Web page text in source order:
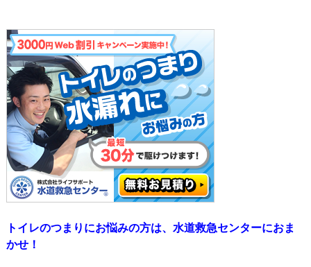
トイレのつまりにお悩みの方は、水道救急センターにおま
かせ！